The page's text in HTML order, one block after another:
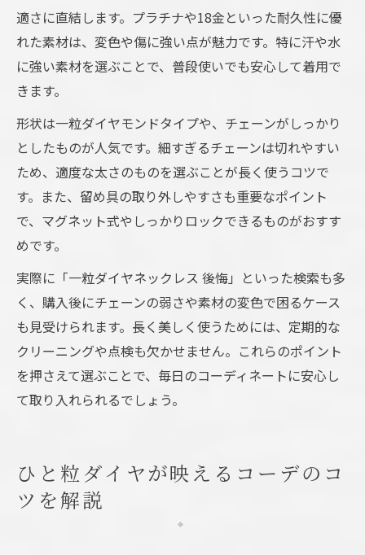
適さに直結します。プラチナや18金といった耐久性に優
れた素材は、変色や傷に強い点が魅力です。特に汗や水
に強い素材を選ぶことで、普段使いでも安心して着用で
きます。
形状は一粒ダイヤモンドタイプや、チェーンがしっかり
としたものが人気です。細すぎるチェーンは切れやすい
ため、適度な太さのものを選ぶことが長く使うコツで
す。また、留め具の取り外しやすさも重要なポイント
で、マグネット式やしっかりロックできるものがおすす
めです。
実際に「一粒ダイヤネックレス 後悔」といった検索も多
く、購入後にチェーンの弱さや素材の変色で困るケース
も見受けられます。長く美しく使うためには、定期的な
クリーニングや点検も欠かせません。これらのポイント
を押さえて選ぶことで、毎日のコーディネートに安心し
て取り入れられるでしょう。
ひと粒ダイヤが映えるコーデのコ
ツを解説